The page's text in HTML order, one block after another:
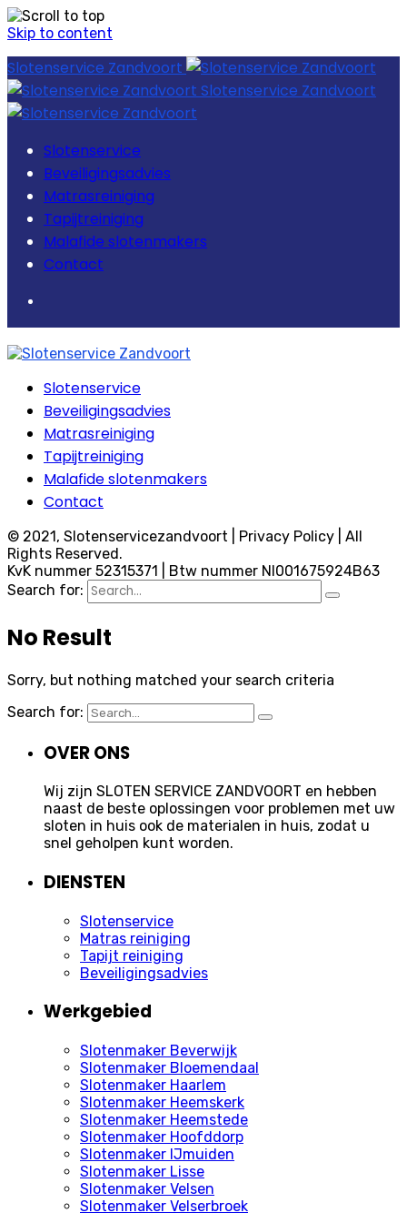
Skip to content
Slotenservice Zandvoort
Slotenservice Zandvoort
Slotenservice
Beveiligingsadvies
Matrasreiniging
Tapijtreiniging
Malafide slotenmakers
Contact
Slotenservice
Beveiligingsadvies
Matrasreiniging
Tapijtreiniging
Malafide slotenmakers
Contact
© 2021, Slotenservicezandvoort | Privacy Policy | All
Rights Reserved.
KvK nummer 52315371 | Btw nummer Nl001675924B63
Search for:
No Result
Sorry, but nothing matched your search criteria
Search for:
OVER ONS
Wij zijn SLOTEN SERVICE ZANDVOORT en hebben
naast de beste oplossingen voor problemen met uw
sloten in huis ook de materialen in huis, zodat u
snel geholpen kunt worden.
DIENSTEN
Slotenservice
Matras reiniging
Tapijt reiniging
Beveiligingsadvies
Werkgebied
Slotenmaker Beverwijk
Slotenmaker Bloemendaal
Slotenmaker Haarlem
Slotenmaker Heemskerk
Slotenmaker Heemstede
Slotenmaker Hoofddorp
Slotenmaker IJmuiden
Slotenmaker Lisse
Slotenmaker Velsen
Slotenmaker Velserbroek